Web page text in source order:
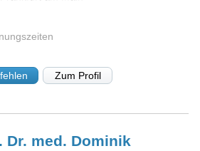
Zum Profil
Dr. med. Dominik